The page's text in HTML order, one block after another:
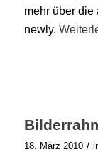
mehr über die
newly.
18. März 2010 /